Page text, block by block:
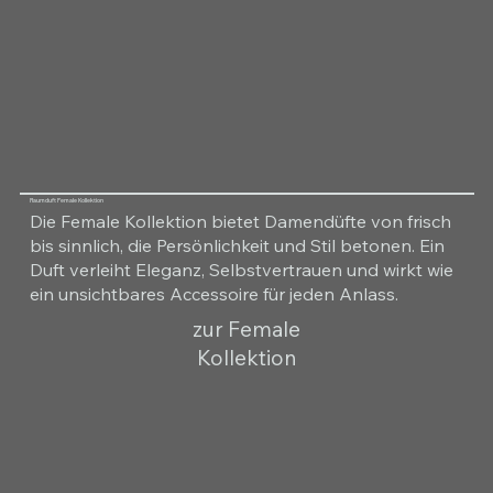
Raumduft Female Kollektion
Die Female Kollektion bietet Damendüfte von frisch
bis sinnlich, die Persönlichkeit und Stil betonen. Ein
Duft verleiht Eleganz, Selbstvertrauen und wirkt wie
ein unsichtbares Accessoire für jeden Anlass.
zur Female
Kollektion